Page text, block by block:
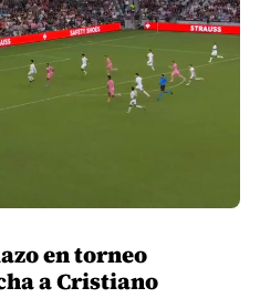
en torneo
a Cristiano